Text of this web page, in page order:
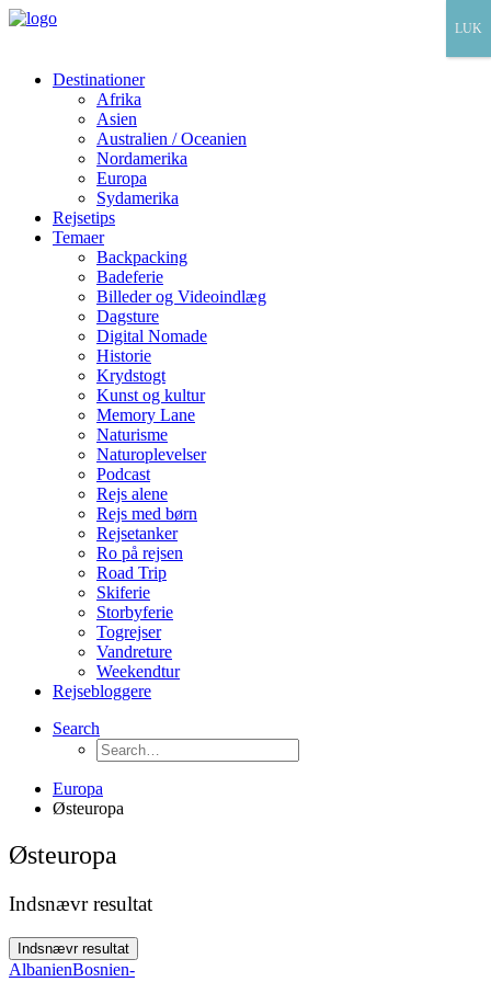
Destinationer
Afrika
Asien
Australien / Oceanien
Nordamerika
Europa
Sydamerika
Rejsetips
Temaer
Backpacking
Badeferie
Billeder og Videoindlæg
Dagsture
Digital Nomade
Historie
Krydstogt
Kunst og kultur
Memory Lane
Naturisme
Naturoplevelser
Podcast
Rejs alene
Rejs med børn
Rejsetanker
Ro på rejsen
Road Trip
Skiferie
Storbyferie
Togrejser
Vandreture
Weekendtur
Rejsebloggere
Search
Europa
Østeuropa
Østeuropa
Indsnævr resultat
Indsnævr resultat
AlbanienBosnien-
LUK